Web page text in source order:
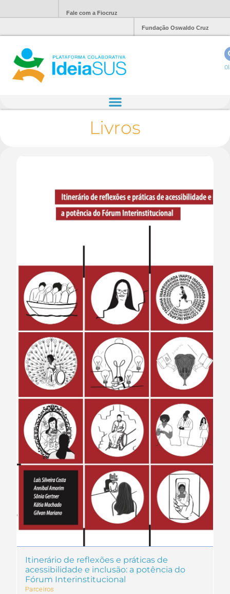
Fale com a Fiocruz
Fundação Oswaldo Cruz
Livros
Itinerário de reflexões e práticas de
acessibilidade e inclusão: a potência do
Fórum Interinstitucional
Parceiros